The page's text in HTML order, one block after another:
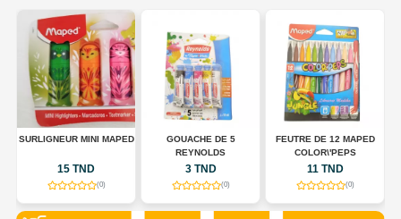
SURLIGNEUR MINI MAPED
15 TND
(0)
GOUACHE DE 5
REYNOLDS
3 TND
(0)
FEUTRE DE 12 MAPED
COLOR\'PEPS
11 TND
(0)